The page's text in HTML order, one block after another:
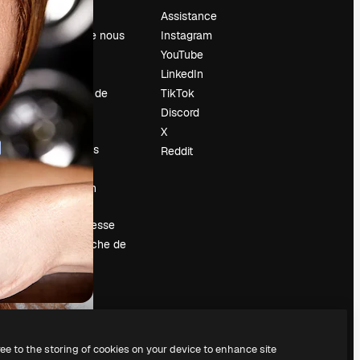
Prix
À propos de nous
Avis
Carrières
Tendances de
recherche
Blog
Événements
Slidesgo
Vendre mon
contenu
Salle de presse
À la recherche de
magnific.ai
Assistance
Instagram
YouTube
LinkedIn
TikTok
Discord
X
Reddit
to the storing of cookies on your device to enhance site